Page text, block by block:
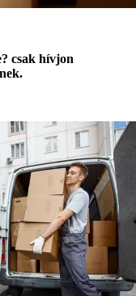
csak hívjon